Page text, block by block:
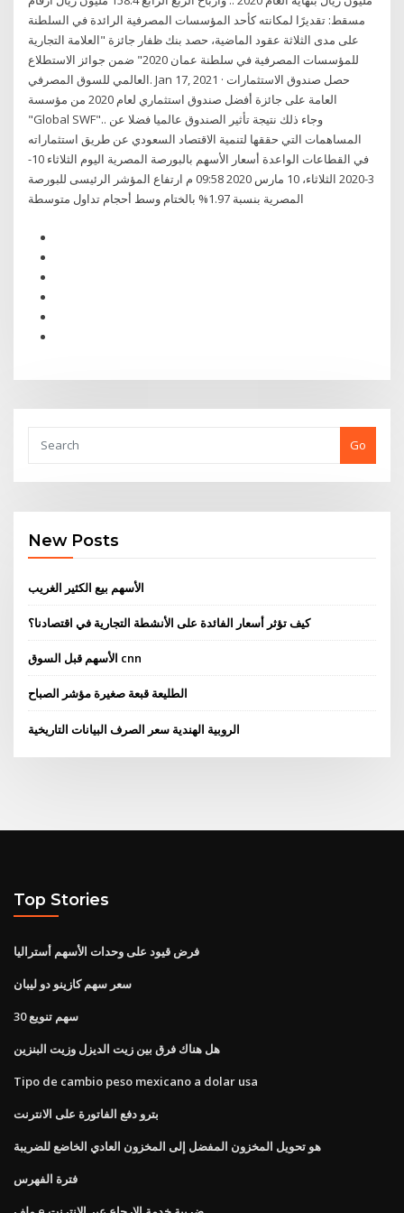
مسقط: تقديرًا لمكانته كأحد المؤسسات المصرفية الرائدة في السلطنة
على مدى الثلاثة عقود الماضية، حصد بنك ظفار جائزة "العلامة التجارية
للمؤسسات المصرفية في سلطنة عمان 2020" ضمن جوائز الاستطلاع
العالمي للسوق المصرفي. Jan 17, 2021 · حصل صندوق الاستثمارات
العامة على جائزة أفضل صندوق استثماري لعام 2020 من مؤسسة
"Global SWF".. وجاء ذلك نتيجة تأثير الصندوق عالميا فضلا عن
المساهمات التي حققها لتنمية الاقتصاد السعودي عن طريق استثماراته
في القطاعات الواعدة أسعار الأسهم بالبورصة المصرية اليوم الثلاثاء 10-
3-2020 الثلاثاء، 10 مارس 2020 09:58 م ارتفاع المؤشر الرئيسى للبورصة
المصرية بنسبة 1.97% بالختام وسط أحجام تداول متوسطة
Go
New Posts
الأسهم بيع الكثير الغريب
كيف تؤثر أسعار الفائدة على الأنشطة التجارية في اقتصادنا؟
الأسهم قبل السوق cnn
الطليعة قبعة صغيرة مؤشر الصباح
الروبية الهندية سعر الصرف البيانات التاريخية
Top Stories
فرض قيود على وحدات الأسهم أستراليا
سعر سهم كازينو دو ليبان
30 سهم تنويع
هل هناك فرق بين زيت الديزل وزيت البنزين
Tipo de cambio peso mexicano a dolar usa
بترو دفع الفاتورة على الانترنت
هو تحويل المخزون المفضل إلى المخزون العادي الخاضع للضريبة
فترة الفهرس